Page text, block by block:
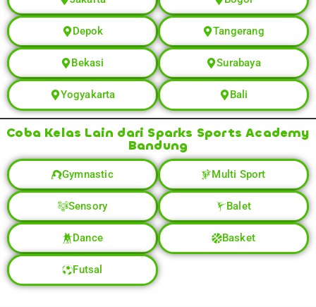
Depok Tangerang
Bekasi Surabaya
Yogyakarta Bali
Coba Kelas Lain dari Sparks Sports Academy
Bandung
Gymnastic Multi Sport
Sensory Balet
Dance Basket
Futsal